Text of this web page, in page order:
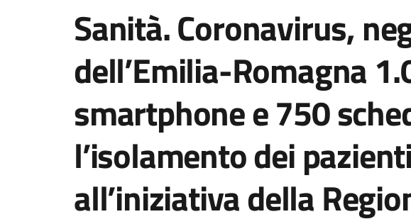
Salta al contenuto
Sanità. Coronavirus,
dell’Emilia-Romagna
smartphone e 750
l’isolamento dei
all’iniziativa della